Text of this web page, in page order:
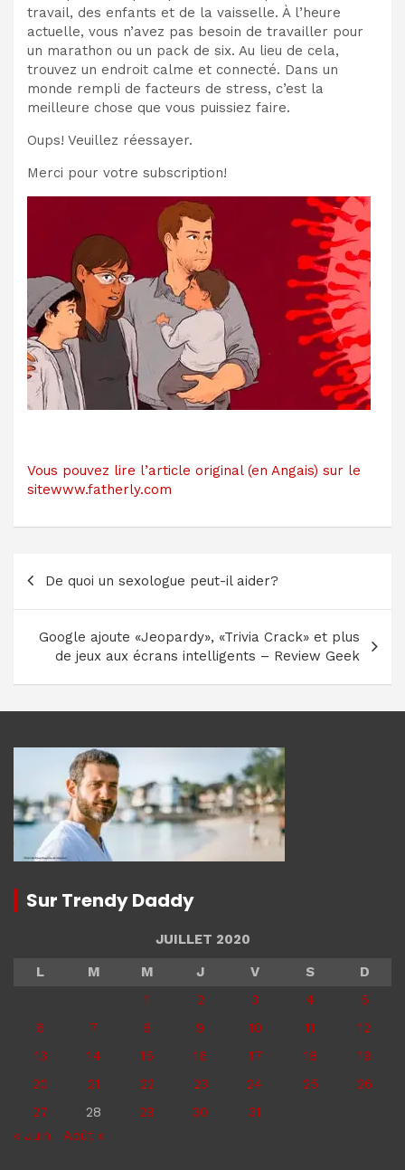
travail, des enfants et de la vaisselle. À l’heure
actuelle, vous n’avez pas besoin de travailler pour
un marathon ou un pack de six. Au lieu de cela,
trouvez un endroit calme et connecté. Dans un
monde rempli de facteurs de stress, c’est la
meilleure chose que vous puissiez faire.
Oups! Veuillez réessayer.
Merci pour votre subscription!
Vous pouvez lire l’article original (en Angais) sur le
sitewww.fatherly.com
de
l’article
De quoi un sexologue peut-il aider?
Google ajoute «Jeopardy», «Trivia Crack» et plus
de jeux aux écrans intelligents – Review Geek
Sur Trendy Daddy
JUILLET 2020
L
M M J V S
D
1
2 3 4
5
6
7 8 9 10 11
12
13
14 15 16 17 18
19
20
21 22 23 24 25
26
27
28 29 30
31
« Juin
Août »